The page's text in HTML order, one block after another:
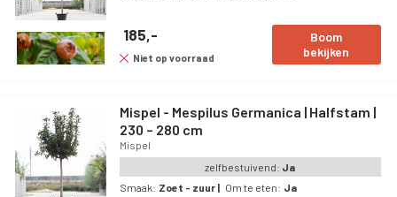
185,-
Niet op voorraad
Boom
bekijken
Mispel - Mespilus Germanica | Halfstam |
230 – 280 cm
Mispel
zelfbestuivend: Ja
Smaak: Zoet - zuur | Om te eten: Ja